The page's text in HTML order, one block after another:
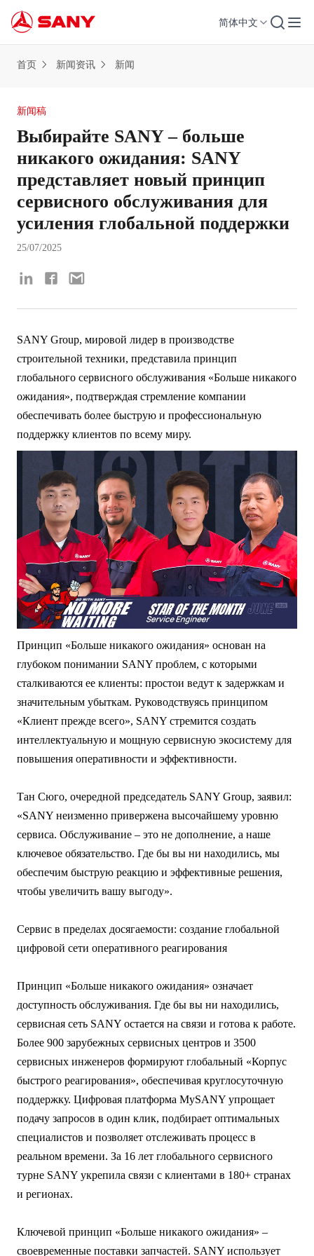
简体中文
首页 新闻资讯 新闻
新闻稿
Выбирайте SANY – больше
никакого ожидания: SANY
представляет новый принцип
сервисного обслуживания для
усиления глобальной поддержки
25/07/2025
SANY Group, мировой лидер в производстве
строительной техники, представила принцип
глобального сервисного обслуживания «Больше никакого
ожидания», подтверждая стремление компании
обеспечивать более быструю и профессиональную
поддержку клиентов по всему миру.
Принцип «Больше никакого ожидания» основан на
глубоком понимании SANY проблем, с которыми
сталкиваются ее клиенты: простои ведут к задержкам и
значительным убыткам. Руководствуясь принципом
«Клиент прежде всего», SANY стремится создать
интеллектуальную и мощную сервисную экосистему для
повышения оперативности и эффективности.
Тан Сюго, очередной председатель SANY Group, заявил:
«SANY неизменно привержена высочайшему уровню
сервиса. Обслуживание – это не дополнение, а наше
ключевое обязательство. Где бы вы ни находились, мы
обеспечим быструю реакцию и эффективные решения,
чтобы увеличить вашу выгоду».
Сервис в пределах досягаемости: создание глобальной
цифровой сети оперативного реагирования
Принцип «Больше никакого ожидания» означает
доступность обслуживания. Где бы вы ни находились,
сервисная сеть SANY остается на связи и готова к работе.
Более 900 зарубежных сервисных центров и 3500
сервисных инженеров формируют глобальный «Корпус
быстрого реагирования», обеспечивая круглосуточную
поддержку. Цифровая платформа MySANY упрощает
подачу запросов в один клик, подбирает оптимальных
специалистов и позволяет отслеживать процесс в
реальном времени. За 16 лет глобального сервисного
турне SANY укрепила связи с клиентами в 180+ странах
и регионах.
Ключевой принцип «Больше никакого ожидания» –
своевременные поставки запчастей. SANY использует